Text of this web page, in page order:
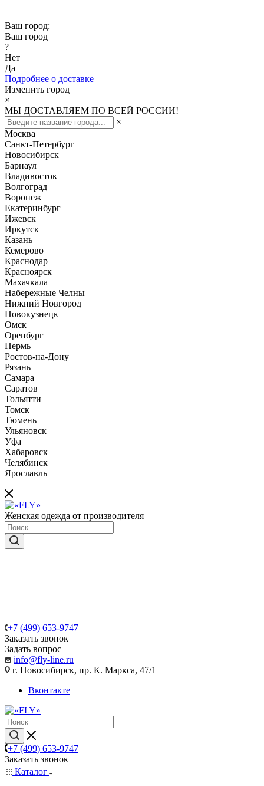
Ваш город:
Ваш город
?
Нет
Да
Подробнее о доставке
Изменить город
×
МЫ ДОСТАВЛЯЕМ ПО ВСЕЙ РОССИИ!
×
Москва
Санкт-Петербург
Новосибирск
Барнаул
Владивосток
Волгоград
Воронеж
Екатеринбург
Ижевск
Иркутск
Казань
Кемерово
Краснодар
Красноярск
Махачкала
Набережные Челны
Нижний Новгород
Новокузнецк
Омск
Оренбург
Пермь
Ростов-на-Дону
Рязань
Самара
Саратов
Тольятти
Томск
Тюмень
Ульяновск
Уфа
Хабаровск
Челябинск
Ярославль
Женская одежда от производителя
+7 (499) 653-9747
Заказать звонок
Задать вопрос
info@fly-line.ru
г. Новосибирск, пр. К. Маркса, 47/1
Вконтакте
+7 (499) 653-9747
Заказать звонок
Каталог